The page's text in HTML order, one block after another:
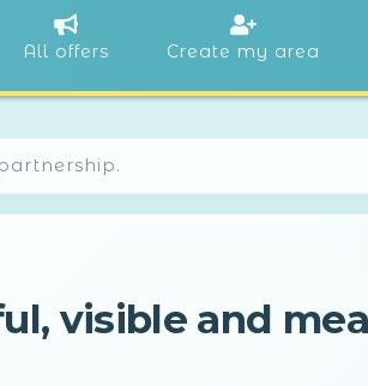
All offers Create my area
visible and